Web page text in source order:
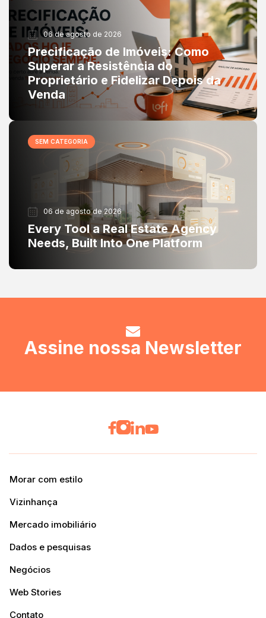
06 de agosto de 2026
Precificação de Imóveis: Como
Superar a Resistência do
Proprietário e Fidelizar Depois da
Venda
SEM CATEGORIA
06 de agosto de 2026
Every Tool a Real Estate Agency
Needs, Built Into One Platform
Assine nossa Newsletter
Morar com estilo
Vizinhança
Mercado imobiliário
Dados e pesquisas
Negócios
Web Stories
Contato